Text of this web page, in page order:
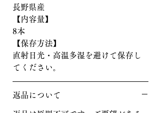
長野県産
【内容量】
8本
【保存方法】
直射日光・高温多湿を避けて保存し
てください。
返品について